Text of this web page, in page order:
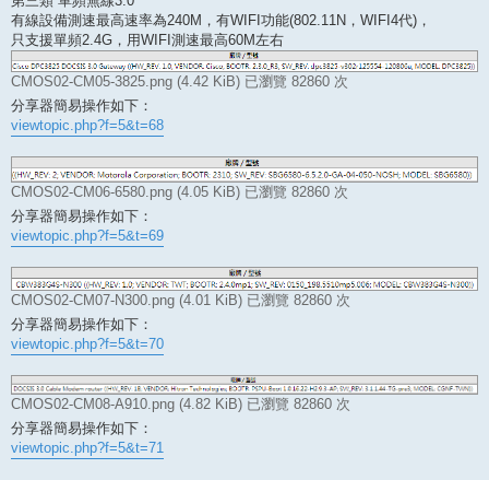
有線設備測速最高速率為240M，有WIFI功能(802.11N，WIFI4代)，
只支援單頻2.4G，用WIFI測速最高60M左右
CMOS02-CM05-3825.png (4.42 KiB) 已瀏覽 82860 次
分享器簡易操作如下：
viewtopic.php?f=5&t=68
CMOS02-CM06-6580.png (4.05 KiB) 已瀏覽 82860 次
分享器簡易操作如下：
viewtopic.php?f=5&t=69
CMOS02-CM07-N300.png (4.01 KiB) 已瀏覽 82860 次
分享器簡易操作如下：
viewtopic.php?f=5&t=70
CMOS02-CM08-A910.png (4.82 KiB) 已瀏覽 82860 次
分享器簡易操作如下：
viewtopic.php?f=5&t=71